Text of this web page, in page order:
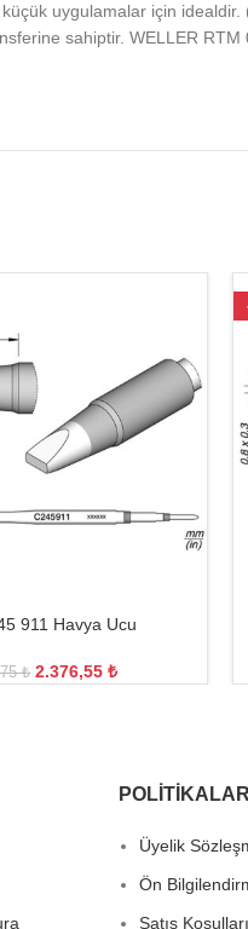
uygulamalar için idealdir.
sahiptir. WELLER
911 Havya Ucu
₺ 2.376,55 ₺
POLITIKALAR
Üyelik
Ön
Satış Koşulları